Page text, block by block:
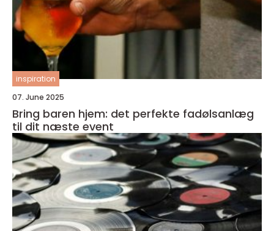
inspiration
07. June 2025
Bring baren hjem: det perfekte fadølsanlæg
til dit næste event